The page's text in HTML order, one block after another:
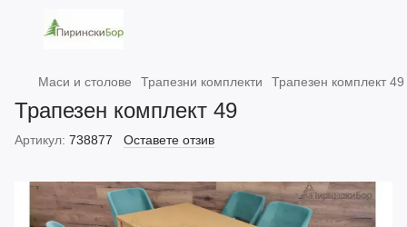
Маси и столове Трапезни комплекти Трапезен комплект 49
Трапезен комплект 49
Артикул: 738877 Оставете отзив